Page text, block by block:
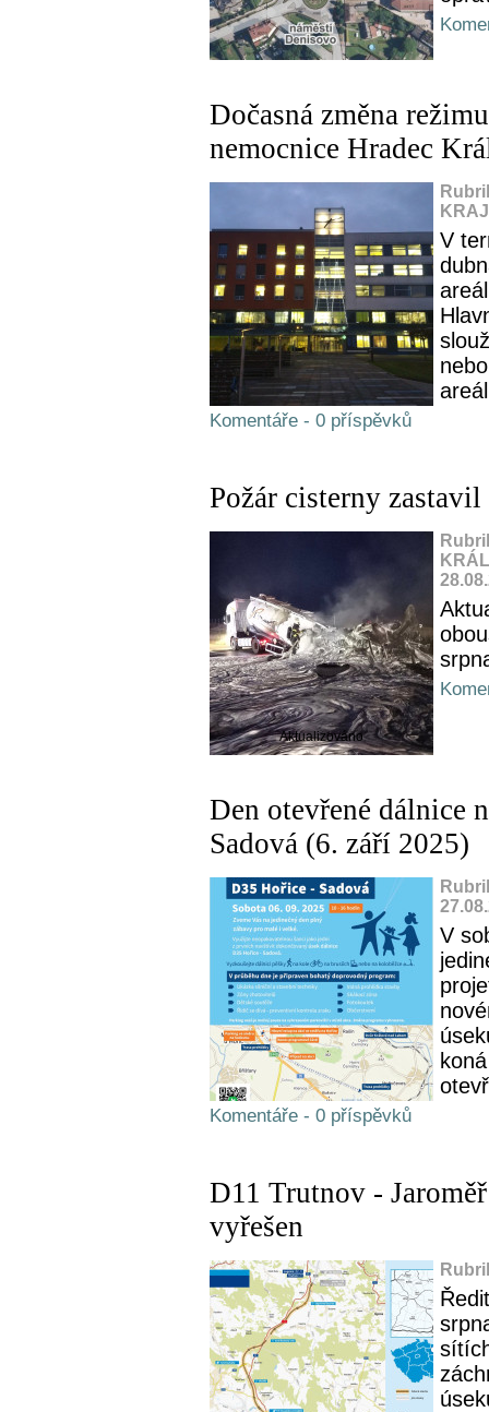
Dočasná změna
nemocnice Hradec
V
Komentáře - 0 příspěvků
Požár cisterny
Aktualizováno
Den otevřené dálnice
Sadová (6. září 2025)
V
Komentáře - 0 příspěvků
D11 Trutnov -
vyřešen